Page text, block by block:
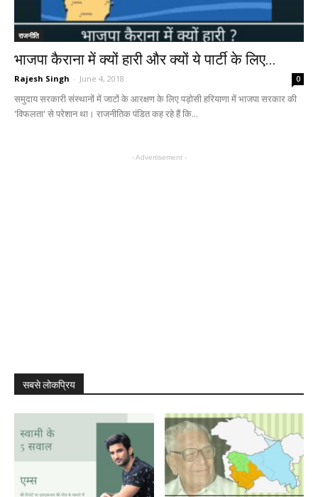
राजनीति
भाजपा कैराना में क्यों हारी और क्यों ये पार्टी के लिए...
Rajesh Singh - June 4, 2018 0
समुदाय सरकारी संस्थानों में जाटों के आरक्षण के लिए पड़ोसी हरियाणा में भाजपा सरकार की
'विफलता' से परेशान था। राजनीतिक पंडित कह रहे हैं कि...
- Advertisement -
सबसे लोकप्रिय